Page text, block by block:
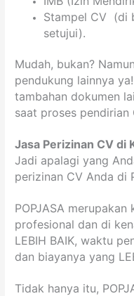
Stampel CV (di
setujui).
Mudah, bukan?
pendukung lainnya
tambahan dokumen
saat proses pendirian
Jasa Perizinan CV di
Jadi apalagi yang
perizinan CV Anda di
POPJASA
profesional dan di
LEBIH BAIK, waktu
dan biayanya yang
Tidak hanya itu,